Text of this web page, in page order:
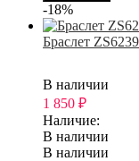
-18%
Браслет ZS6239
В наличии
1 850 ₽
Наличие:
В наличии
В наличии